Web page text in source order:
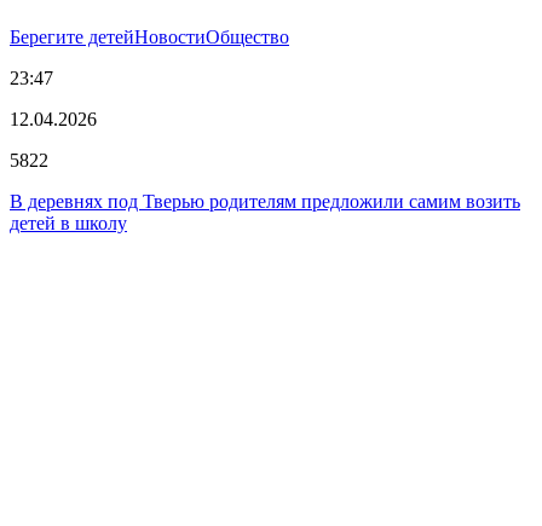
Берегите детейНовостиОбщество
23:47
12.04.2026
5822
В деревнях под Тверью родителям предложили самим возить
детей в школу